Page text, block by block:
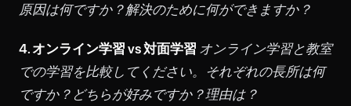
原因は何ですか？解決のために何ができますか？
4. オンライン学習 vs 対面学習 オンライン学習と教室
での学習を比較してください。それぞれの長所は何
ですか？どちらが好みですか？理由は？